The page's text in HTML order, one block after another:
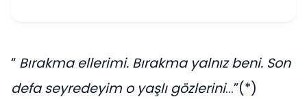
“ Bırakma ellerimi. Bırakma yalnız beni. Son
defa seyredeyim o yaşlı gözlerini…”(*)